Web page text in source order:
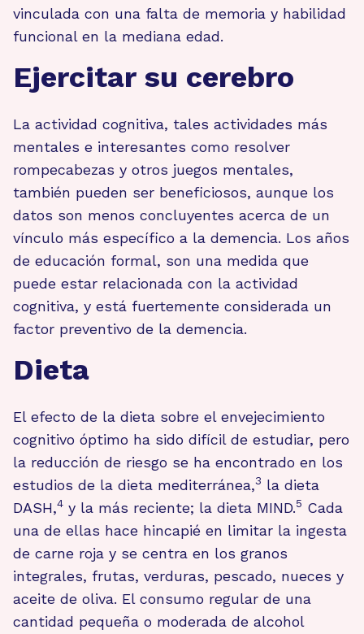
vinculada con una falta de memoria y habilidad
funcional en la mediana edad.
Ejercitar su cerebro
La actividad cognitiva, tales actividades más
mentales e interesantes como resolver
rompecabezas y otros juegos mentales,
también pueden ser beneficiosos, aunque los
datos son menos concluyentes acerca de un
vínculo más específico a la demencia. Los años
de educación formal, son una medida que
puede estar relacionada con la actividad
cognitiva, y está fuertemente considerada un
factor preventivo de la demencia.
Dieta
El efecto de la dieta sobre el envejecimiento
cognitivo óptimo ha sido difícil de estudiar, pero
la reducción de riesgo se ha encontrado en los
estudios de la dieta mediterránea,3 la dieta
DASH,4 y la más reciente; la dieta MIND.5 Cada
una de ellas hace hincapié en limitar la ingesta
de carne roja y se centra en los granos
integrales, frutas, verduras, pescado, nueces y
aceite de oliva. El consumo regular de una
cantidad pequeña o moderada de alcohol